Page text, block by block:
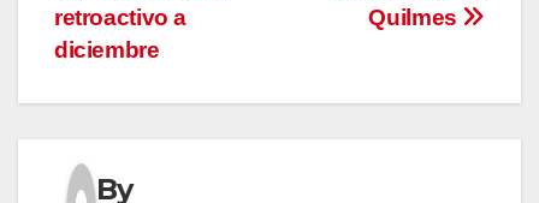
Quilmes
retroactivo a
diciembre
By